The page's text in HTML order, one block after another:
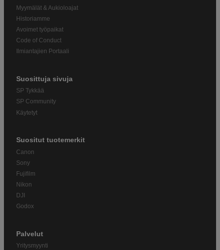
Myymälät & Aukioloajat
Historiamme
Avoimet työpaikat
Code of Conduct
Ilmiantajien Portaali
Suosittuja sivuja
SP Tykkää
SP Community
Käytetyt
Suositut tuotemerkit
Canon
Sony
Fujifilm
Nikon
DJI
Godox
Palvelut
Yritysmyynti